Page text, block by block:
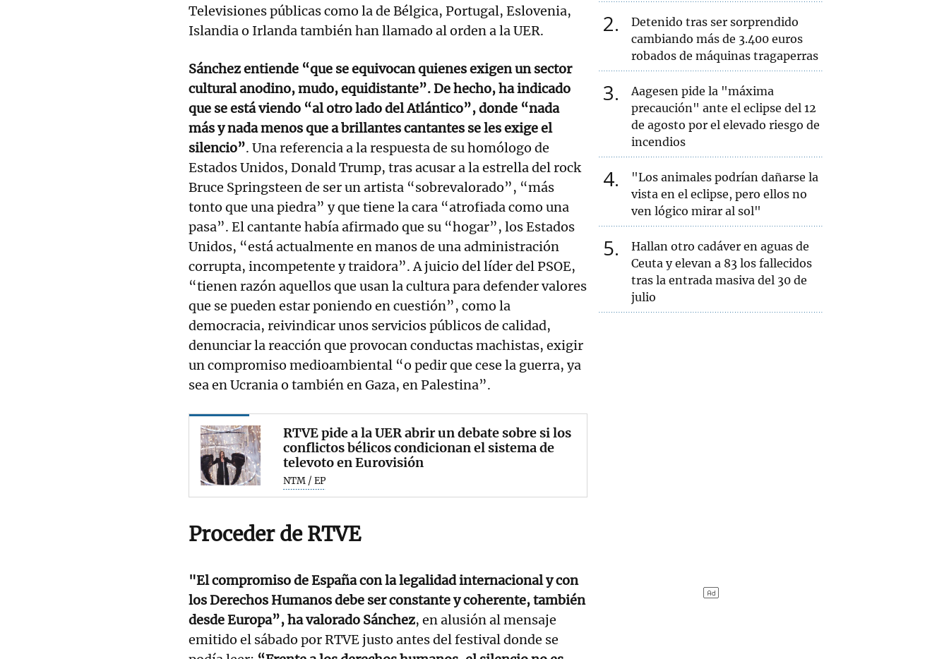
Televisiones públicas como la de Bélgica, Portugal, Eslovenia,
Islandia o Irlanda también han llamado al orden a la UER.
Sánchez entiende “que se equivocan quienes exigen un sector
cultural anodino, mudo, equidistante”. De hecho, ha indicado
que se está viendo “al otro lado del Atlántico”, donde “nada
más y nada menos que a brillantes cantantes se les exige el
silencio”. Una referencia a la respuesta de su homólogo de
Estados Unidos, Donald Trump, tras acusar a la estrella del rock
Bruce Springsteen de ser un artista “sobrevalorado”, “más
tonto que una piedra” y que tiene la cara “atrofiada como una
pasa”. El cantante había afirmado que su “hogar”, los Estados
Unidos, “está actualmente en manos de una administración
corrupta, incompetente y traidora”. A juicio del líder del PSOE,
“tienen razón aquellos que usan la cultura para defender valores
que se pueden estar poniendo en cuestión”, como la
democracia, reivindicar unos servicios públicos de calidad,
denunciar la reacción que provocan conductas machistas, exigir
un compromiso medioambiental “o pedir que cese la guerra, ya
sea en Ucrania o también en Gaza, en Palestina”.
RTVE pide a la UER abrir un debate sobre si los
conflictos bélicos condicionan el sistema de
televoto en Eurovisión
NTM / EP
Proceder de RTVE
"El compromiso de España con la legalidad internacional y con
los Derechos Humanos debe ser constante y coherente, también
desde Europa”, ha valorado Sánchez, en alusión al mensaje
emitido el sábado por RTVE justo antes del festival donde se
2
Detenido tras ser sorprendido
cambiando más de 3.400 euros
robados de máquinas tragaperras
3
Aagesen pide la "máxima
precaución" ante el eclipse del 12
de agosto por el elevado riesgo de
incendios
4
"Los animales podrían dañarse la
vista en el eclipse, pero ellos no
ven lógico mirar al sol"
5
Hallan otro cadáver en aguas de
Ceuta y elevan a 83 los fallecidos
tras la entrada masiva del 30 de
julio